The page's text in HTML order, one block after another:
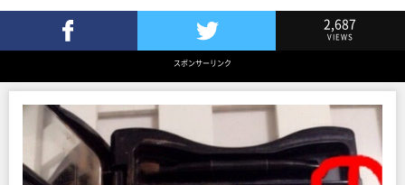
Twitterでツイート
2,687
VIEWS
スポンサーリンク